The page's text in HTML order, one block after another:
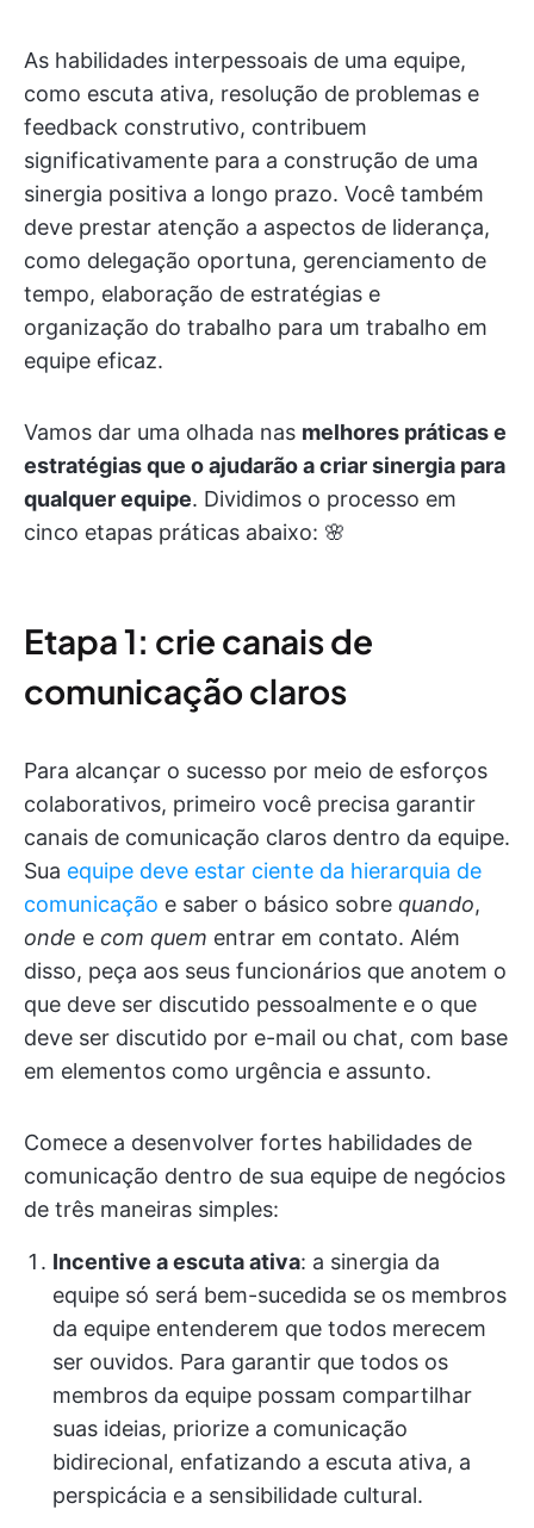
As habilidades interpessoais de uma equipe,
como escuta ativa, resolução de problemas e
feedback construtivo, contribuem
significativamente para a construção de uma
sinergia positiva a longo prazo. Você também
deve prestar atenção a aspectos de liderança,
como delegação oportuna, gerenciamento de
tempo, elaboração de estratégias e
organização do trabalho para um trabalho em
equipe eficaz.
Vamos dar uma olhada nas melhores práticas e
estratégias que o ajudarão a criar sinergia para
qualquer equipe. Dividimos o processo em
cinco etapas práticas abaixo: 🌸
Etapa 1: crie canais de
comunicação claros
Para alcançar o sucesso por meio de esforços
colaborativos, primeiro você precisa garantir
canais de comunicação claros dentro da equipe.
Sua equipe deve estar ciente da hierarquia de
comunicação e saber o básico sobre quando,
onde e com quem entrar em contato. Além
disso, peça aos seus funcionários que anotem o
que deve ser discutido pessoalmente e o que
deve ser discutido por e-mail ou chat, com base
em elementos como urgência e assunto.
Comece a desenvolver fortes habilidades de
comunicação dentro de sua equipe de negócios
de três maneiras simples:
Incentive a escuta ativa: a sinergia da
equipe só será bem-sucedida se os membros
da equipe entenderem que todos merecem
ser ouvidos. Para garantir que todos os
membros da equipe possam compartilhar
suas ideias, priorize a comunicação
bidirecional, enfatizando a escuta ativa, a
perspicácia e a sensibilidade cultural.